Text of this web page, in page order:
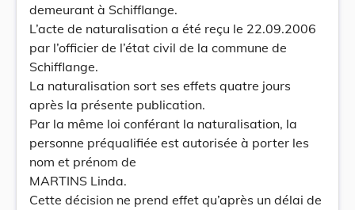
demeurant à Schifflange.
L’acte de naturalisation a été reçu le 22.09.2006
par l’officier de l’état civil de la commune de
Schifflange.
La naturalisation sort ses effets quatre jours
après la présente publication.
Par la même loi conférant la naturalisation, la
personne préqualifiée est autorisée à porter les
nom et prénom de
MARTINS Linda.
Cette décision ne prend effet qu’après un délai de